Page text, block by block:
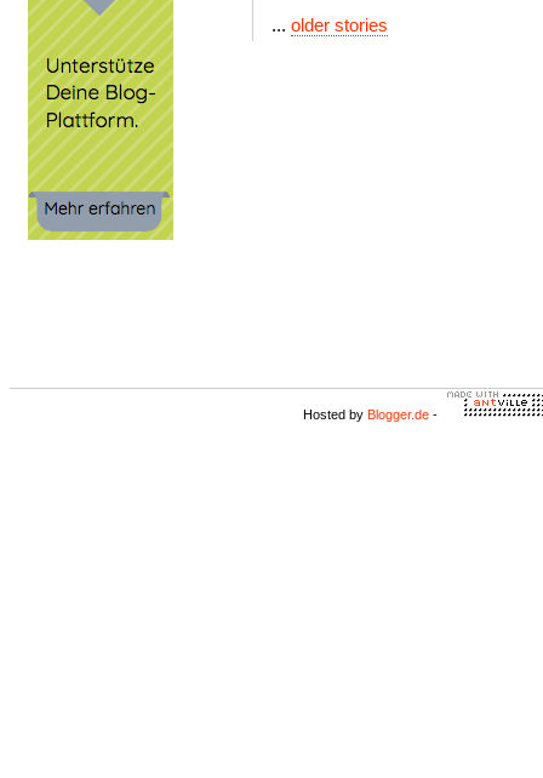
... older stories
Hosted by Blogger.de -